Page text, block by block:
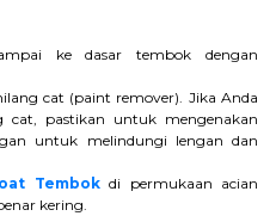
ke dasar tembok dengan
cat (paint remover). Jika Anda
cat, pastikan untuk mengenakan
untuk melindungi lengan dan
Tembokdi permukaan acian
kering.